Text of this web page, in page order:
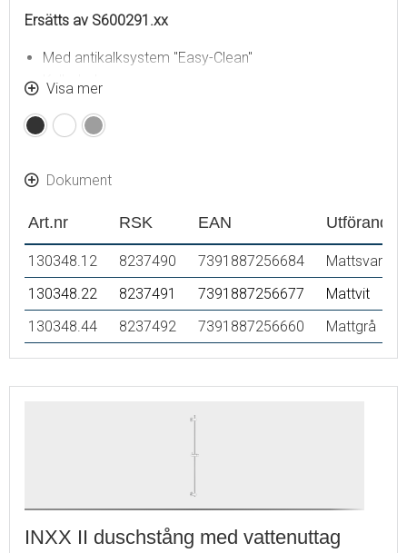
Ersätts av S600291.xx
Med antikalksystem "Easy-Clean"
Kulledad
Visa mer
Mattsvart
MattvitMattgrå
Dokument
Art.nr RSK EAN Utförande
130348.12 8237490 7391887256684
Mattsvart
130348.22
8237491 7391887256677
Mattvit
130348.44
8237492 7391887256660 Mattgrå
INXX II duschstång med vattenuttag